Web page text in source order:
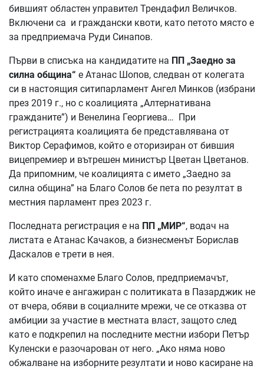
бившият областен управител Трендафил Величков.
Включени са и граждански квоти, като петото място е
за предприемача Руди Синапов.
Първи в списъка на кандидатите на ПП „Заедно за
силна община“ е Атанас Шопов, следван от колегата
си в настоящия ситипарламент Ангел Минков (избрани
през 2019 г., но с коалицията „Алтернативана
гражданите”) и Венелина Георгиева… При
регистрацията коалицията бе представлявана от
Виктор Серафимов, който е оторизиран от бившия
вицепремиер и вътрешен министър Цветан Цветанов.
Да припомним, че коалицията с името „Заедно за
силна община” на Благо Солов бе пета по резултат в
местния парламент през 2023 г.
Последната регистрация е на ПП „МИР“, водач на
листата е Атанас Качаков, а бизнесменът Борислав
Даскалов е трети в нея.
И като споменахме Благо Солов, предприемачът,
който иначе е ангажиран с политиката в Пазарджик не
от вчера, обяви в социалните мрежи, че се отказва от
амбиции за участие в местната власт, защото след
като е подкрепил на последните местни избори Петър
Куленски е разочарован от него. „Ако няма ново
обжалване на изборните резултати и ново касиране на